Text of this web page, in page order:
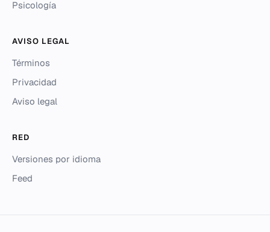
Psicología
AVISO LEGAL
Términos
Privacidad
Aviso legal
RED
Versiones por idioma
Feed